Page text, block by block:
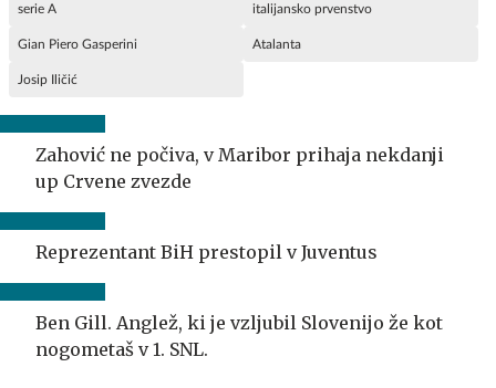
serie A italijansko prvenstvo
Gian Piero Gasperini Atalanta
Josip Iličić
Zahović ne počiva, v Maribor prihaja nekdanji
up Crvene zvezde
Reprezentant BiH prestopil v Juventus
Ben Gill. Anglež, ki je vzljubil Slovenijo že kot
nogometaš v 1. SNL.